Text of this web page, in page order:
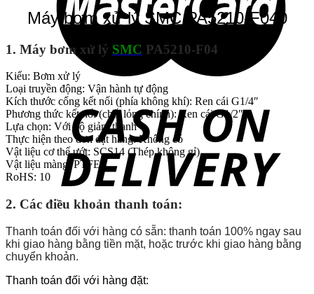
Máy bơm xử lý SMC PA5210-F040
1. Máy bơm xử lý SMC PA5210-F04
Kiểu: Bơm xử lý
Loại truyền động: Vận hành tự động
Kích thước cổng kết nối (phía không khí): Ren cái G1/4″
Phương thức kết nối (chất lỏng chính): Ren cái G1/2″
Lựa chọn: Với bộ giảm thanh
Thực hiện theo đơn đặt hàng: Không có
Vật liệu cơ thể ướt: SCS14 (Thép không gỉ)
Vật liệu màng: PTFE
RoHS: 10
2. Các điều khoản thanh toán:
Thanh toán đối với hàng có sẵn: thanh toán 100% ngay sau
khi giao hàng bằng tiền mặt, hoặc trước khi giao hàng bằng
chuyển khoản.
Thanh toán đối với hàng đặt: